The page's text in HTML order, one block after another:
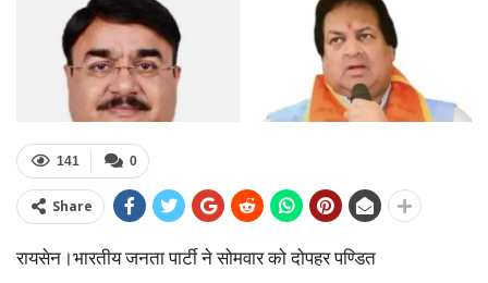
0
141
Share
रायसेन।भारतीय जनता पार्टी ने सोमवार को दोपहर पण्डित